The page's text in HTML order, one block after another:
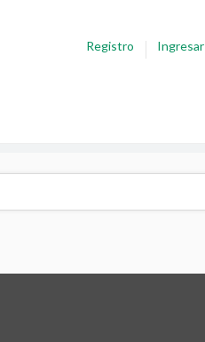
Registro Ingresar